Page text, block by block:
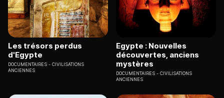
Les trésors perdus
d'Egypte
DOCUMENTAIRES
CIVILISATIONS
ANCIENNES
Egypte : Nouvelles
découvertes, anciens
mystères
DOCUMENTAIRES
CIVILISATIONS
ANCIENNES